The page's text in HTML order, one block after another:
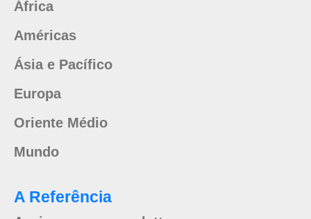
África
Américas
Ásia e Pacífico
Europa
Oriente Médio
Mundo
A Referência